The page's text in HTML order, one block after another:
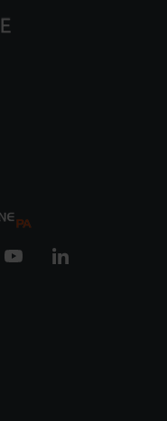
YouTube